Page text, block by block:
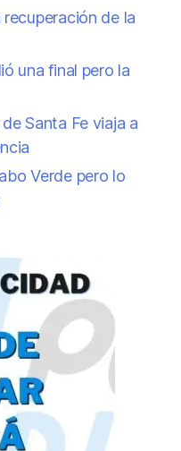
de la
una final pero la
Santa Fe viaja a
Verde pero lo